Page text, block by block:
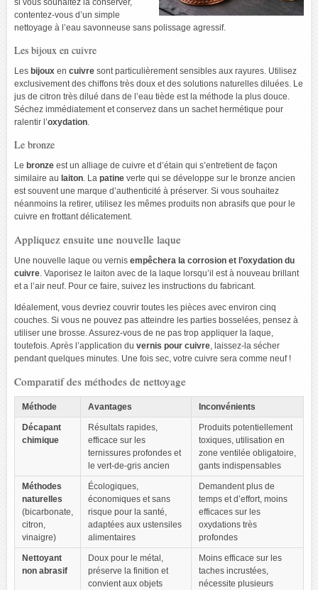
si vous souhaitez la conserver,
contentez-vous d’un simple
nettoyage à l’eau savonneuse sans polissage agressif.
Les bijoux en cuivre
Les bijoux en cuivre sont particulièrement sensibles aux rayures. Utilisez
exclusivement des chiffons très doux et des solutions naturelles diluées. Le
jus de citron très dilué dans de l’eau tiède est la méthode la plus douce.
Séchez immédiatement et conservez dans un sachet hermétique pour
ralentir l’oxydation.
Le bronze
Le bronze est un alliage de cuivre et d’étain qui s’entretient de façon
similaire au laiton. La patine verte qui se développe sur le bronze ancien
est souvent une marque d’authenticité à préserver. Si vous souhaitez
néanmoins la retirer, utilisez les mêmes produits non abrasifs que pour le
cuivre en frottant délicatement.
Appliquez ensuite une nouvelle laque
Une nouvelle laque ou vernis empêchera la corrosion et l’oxydation du
cuivre. Vaporisez le laiton avec de la laque lorsqu’il est à nouveau brillant
et a l’air neuf. Pour ce faire, suivez les instructions du fabricant.
Idéalement, vous devriez couvrir toutes les pièces avec environ cinq
couches. Si vous ne pouvez pas atteindre les parties bosselées, pensez à
utiliser une brosse. Assurez-vous de ne pas trop appliquer la laque,
toutefois. Après l’application du vernis pour cuivre, laissez-la sécher
pendant quelques minutes. Une fois sec, votre cuivre sera comme neuf !
Comparatif des méthodes de nettoyage
Méthode Avantages Inconvénients
Décapant
chimique
Résultats rapides,
efficace sur les
ternissures profondes et
le vert-de-gris ancien
Produits potentiellement
toxiques, utilisation en
zone ventilée obligatoire,
gants indispensables
Méthodes
naturelles
(bicarbonate,
citron,
vinaigre)
Écologiques,
économiques et sans
risque pour la santé,
adaptées aux ustensiles
alimentaires
Demandent plus de
temps et d’effort, moins
efficaces sur les
oxydations très
profondes
Nettoyant
non abrasif
Doux pour le métal,
préserve la finition et
convient aux objets
Moins efficace sur les
taches incrustées,
nécessite plusieurs